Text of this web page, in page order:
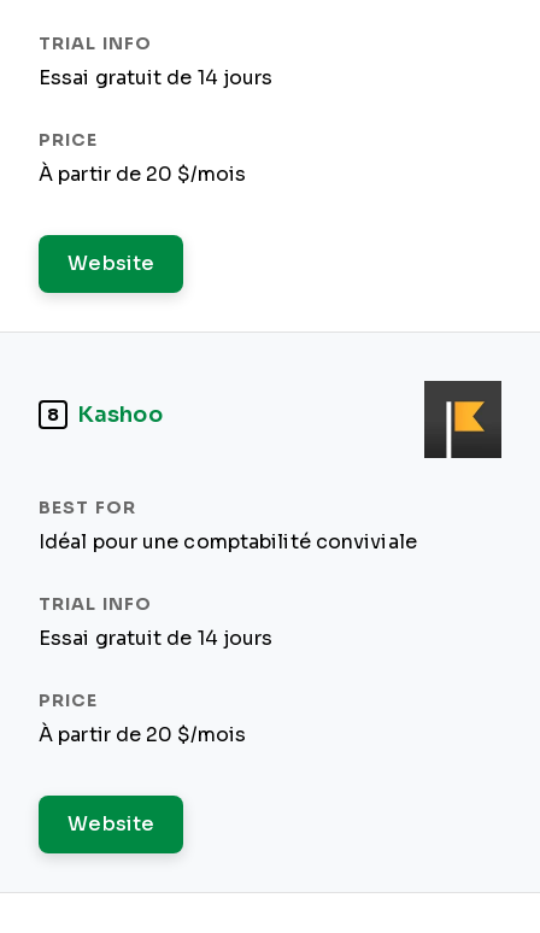
Essai gratuit de 14 jours
À partir de 20 $/mois
Website
8 Kashoo
Idéal pour une comptabilité conviviale
Essai gratuit de 14 jours
À partir de 20 $/mois
Website